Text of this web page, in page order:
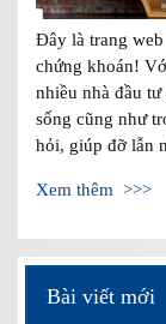
Đây là trang
chứng khoán!
nhiều nhà đầu
sống cũng như
hỏi, giúp đỡ lẫn
Xem thêm >>>
Bài viết mới